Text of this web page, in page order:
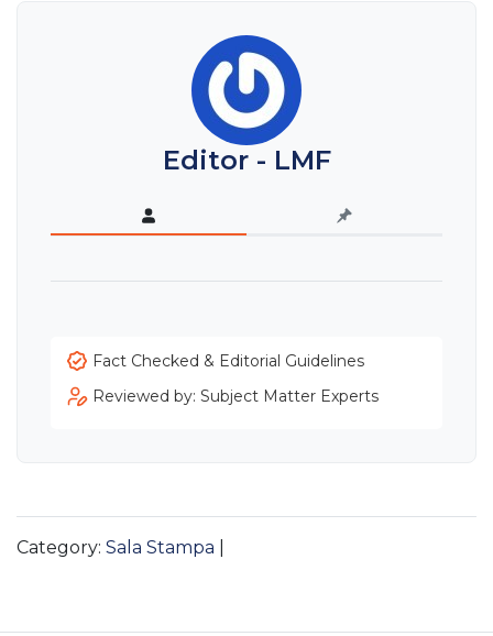
Editor - LMF
Fact Checked & Editorial Guidelines
Reviewed by: Subject Matter Experts
Category: Sala Stampa